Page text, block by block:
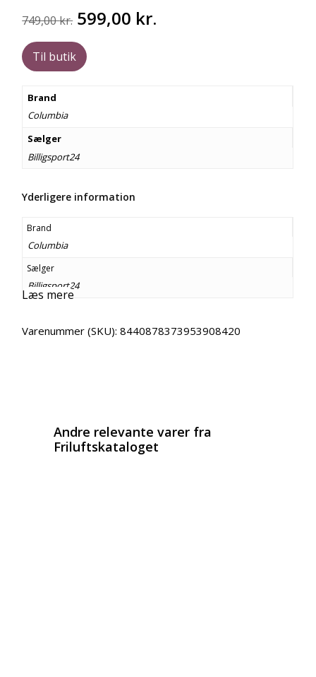
749,00kr. Den
oprindelige
pris
var:
749,00 kr..
599,00 kr.
Til butik
Brand
Columbia
Sælger
Billigsport24
Yderligere information
Brand
Columbia
Sælger
Billigsport24
Læs mere
Varenummer (SKU):8440878373953908420
Andre relevante varer fra
Friluftskataloget